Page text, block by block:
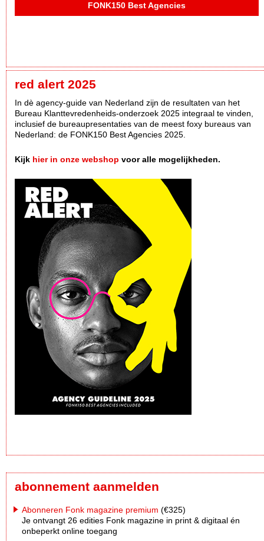
FONK150 Best Agencies
red alert 2025
In dè agency-guide van Nederland zijn de resultaten van het
Bureau Klanttevredenheids-onderzoek 2025 integraal te vinden,
inclusief de bureaupresentaties van de meest foxy bureaus van
Nederland: de FONK150 Best Agencies 2025.
Kijk hier in onze webshop voor alle mogelijkheden.
abonnement aanmelden
Abonneren Fonk magazine premium (€325)
Je ontvangt 26 edities Fonk magazine in print & digitaal én
onbeperkt online toegang